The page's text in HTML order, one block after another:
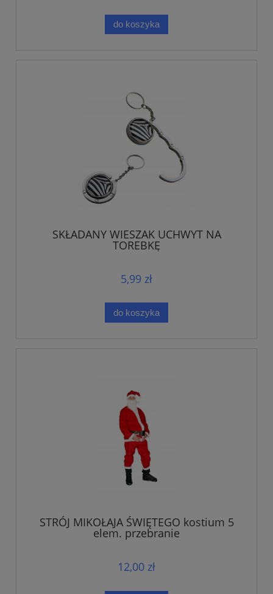
do koszyka
SKŁADANY WIESZAK UCHWYT NA
TOREBKĘ
5,99 zł
do koszyka
STRÓJ MIKOŁAJA ŚWIĘTEGO kostium 5
elem. przebranie
12,00 zł